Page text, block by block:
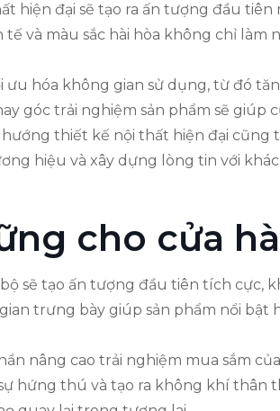
hiện đại sẽ tạo ra ấn tượng đầu
và màu sắc hài hòa không chỉ làm
hóa không gian sử dụng, từ đó
góc trải nghiệm sản phẩm sẽ giúp
thiết kế nội thất hiện đại cũng
hiệu và xây dựng lòng tin với
cho cửa
sẽ tạo ấn tượng đầu tiên tích cực,
trưng bày giúp sản phẩm nổi
nâng cao trải nghiệm mua sắm
hứng thú và tạo ra không khí thân